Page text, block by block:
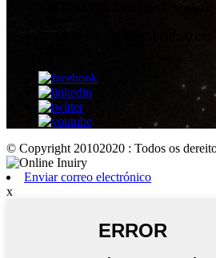
Cidade de
8:00
© Copyright 20102020 : Todos os
Enviar correo electrónico
x